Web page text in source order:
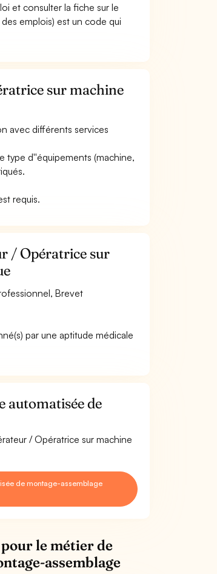
et consulter la fiche sur le
emplois) est un code qui
sur machine
avec différents services
type d''équipements (machine,
requis.
/ Opératrice sur
Brevet
par une aptitude médicale
automatisée de
/ Opératrice sur machine
de montage-assemblage
le métier de
assemblage